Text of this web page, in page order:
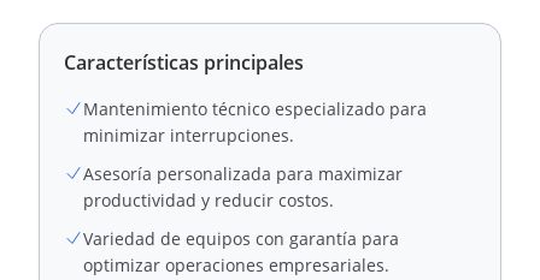
Características principales
Mantenimiento técnico especializado para
minimizar interrupciones.
Asesoría personalizada para maximizar
productividad y reducir costos.
Variedad de equipos con garantía para
optimizar operaciones empresariales.